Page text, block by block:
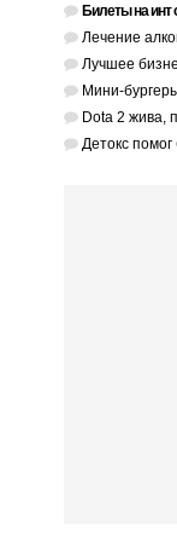
Билеты на инт стоят своих
Лечение алкоголизма прошло
Лучшее бизнес сообщество
Мини-бургеры
Dota 2 жива, пока
Детокс помог быстро,